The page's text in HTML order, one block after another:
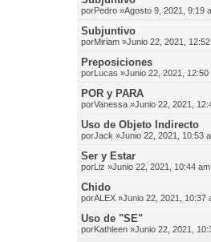
porPedro »Agosto 9, 2021, 9:19
Subjuntivo
porMiriam »Junio 22, 2021,
Preposiciones
porLucas »Junio 22, 2021, 12:50
POR y PARA
porVanessa »Junio 22, 2021,
Uso de Objeto Indirecto
porJack »Junio 22, 2021, 10:53
Ser y Estar
porLiz »Junio 22, 2021, 10:44
Chido
porALEX »Junio 22, 2021, 10:37
Uso de "SE"
porKathleen »Junio 22, 2021,